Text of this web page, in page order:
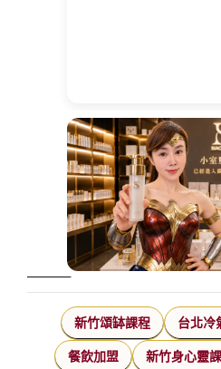
新竹頌缽課程 台北冷
餐飲加盟 新竹身心靈